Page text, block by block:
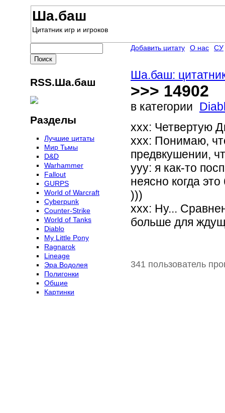
Ша.баш
Цитатник игр и игроков
Ша.баш:
>>> 14902
в категории
ххх: Четвертую
ххх: Понимаю,
предвкушении,
ууу: я как-то
неясно когда
)))
ххх: Ну...
больше для
341 пользователь
Добавить цитату О нас СУ
RSS.Ша.баш
Разделы
Лучшие цитаты
Мир Тьмы
D&D
Warhammer
Fallout
GURPS
World of Warcraft
Сyberpunk
Counter-Strike
World of Tanks
Diablo
My Little Pony
Ragnarok
Lineage
Эра Водолея
Полигонки
Общие
Картинки